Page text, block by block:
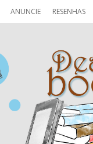
ANUNCIE RESENHAS